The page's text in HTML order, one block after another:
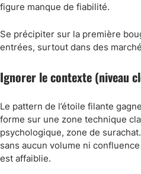
figure manque de fiabilité.
Se précipiter sur la première
entrées, surtout dans des
Ignorer le contexte (niveau
Le pattern de l’étoile filante
forme sur une zone technique
psychologique, zone de
sans aucun volume ni
est affaiblie.